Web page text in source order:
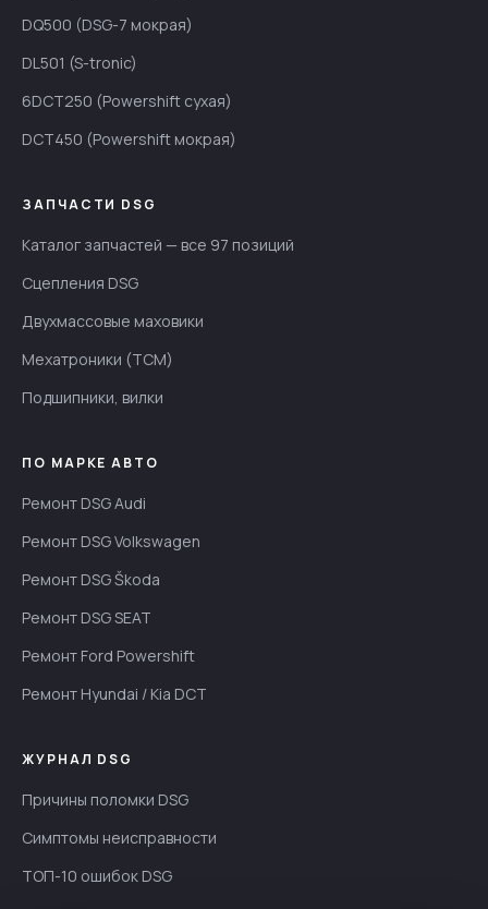
DQ500 (DSG-7 мокрая)
DL501 (S-tronic)
6DCT250 (Powershift сухая)
DCT450 (Powershift мокрая)
ЗАПЧАСТИ DSG
Каталог запчастей — все 97 позиций
Сцепления DSG
Двухмассовые маховики
Мехатроники (TCM)
Подшипники, вилки
ПО МАРКЕ АВТО
Ремонт DSG Audi
Ремонт DSG Volkswagen
Ремонт DSG Škoda
Ремонт DSG SEAT
Ремонт Ford Powershift
Ремонт Hyundai / Kia DCT
ЖУРНАЛ DSG
Причины поломки DSG
Симптомы неисправности
ТОП-10 ошибок DSG